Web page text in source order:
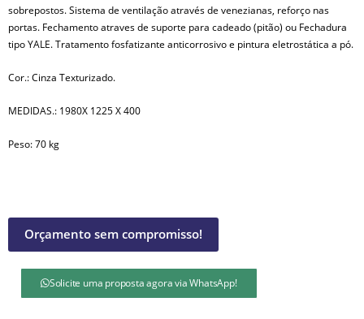
sobrepostos. Sistema de ventilação através de venezianas, reforço nas
portas. Fechamento atraves de suporte para cadeado (pitão) ou Fechadura
tipo YALE. Tratamento fosfatizante anticorrosivo e pintura eletrostática a pó.
Cor.: Cinza Texturizado.
MEDIDAS.: 1980X 1225 X 400
Peso: 70 kg
Orçamento sem compromisso!
Solicite uma proposta agora via WhatsApp!